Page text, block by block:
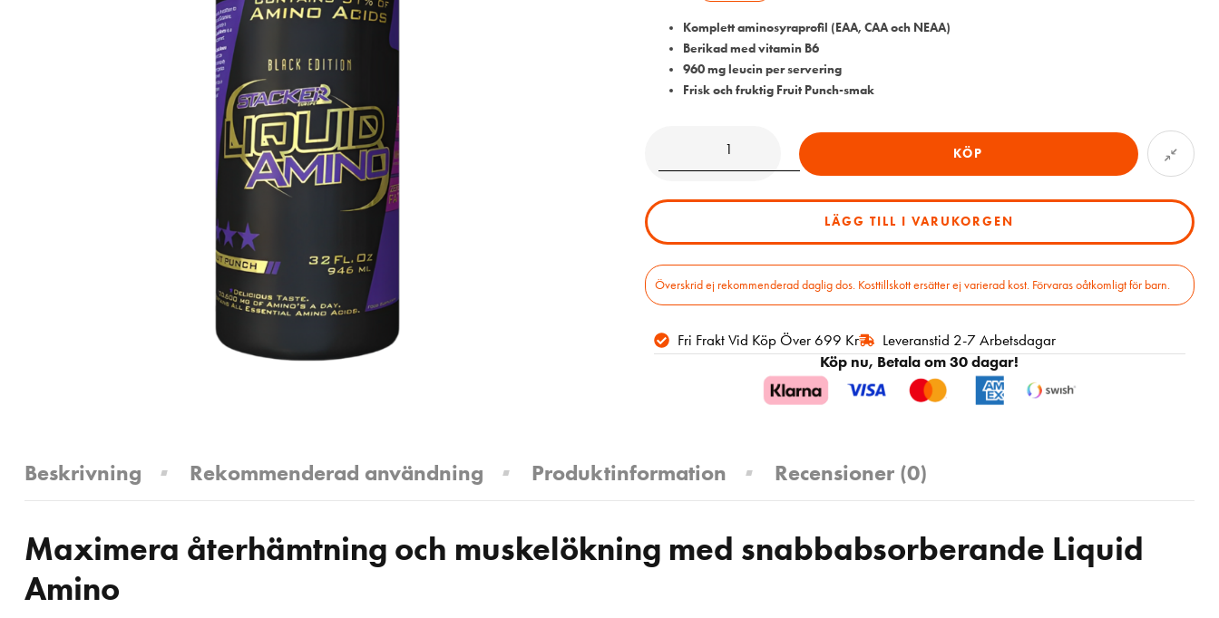
Komplett aminosyraprofil (EAA, CAA och NEAA)
Berikad med vitamin B6
960 mg leucin per servering
Frisk och fruktig Fruit Punch-smak
KÖP
LÄGG TILL I VARUKORGEN
Överskrid ej rekommenderad daglig dos. Kosttillskott ersätter ej varierad kost. Förvaras oåtkomligt för barn.
Fri Frakt Vid Köp Över 699 Kr
Leveranstid 2-7 Arbetsdagar
Köp nu, Betala om 30 dagar!
Beskrivning Rekommenderad användning Produktinformation Recensioner (0)
Maximera återhämtning och muskelökning med snabbabsorberande Liquid
Amino